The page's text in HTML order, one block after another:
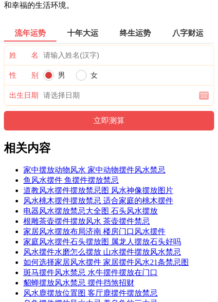
和幸福的生活环境。
流年运势 十年大运 终生运势 八字财运
姓 名
性 别 男 女
出生日期
相关内容
家中摆放动物风水 家中动物摆件风水禁忌
鱼风水摆件 鱼摆件摆放禁忌
道教风水摆件摆放禁忌图 风水神像摆放图片
风水桃木摆件摆放禁忌 适合家庭的桃木摆件
电器风水摆放禁忌大全图 石头风水摆放
根雕茶壶摆件摆放风水 茶壶摆件禁忌
家居风水摆放布局济南 楼房门口风水摆件
家庭风水摆件石头摆放图 属龙人摆放石头好吗
风水摆件水磨怎么摆放 山水摆件摆放风水禁忌
如何选择家居风水摆件 家居摆件风水21条禁忌图
斑马摆件风水禁忌 水牛摆件摆放在门口
貂蝉摆放风水禁忌 摆件挡煞招财
风水鹿摆放位置图 客厅鹿摆件摆放禁忌